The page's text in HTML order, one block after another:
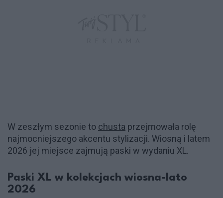
W zeszłym sezonie to chusta przejmowała rolę
najmocniejszego akcentu stylizacji. Wiosną i latem
2026 jej miejsce zajmują paski w wydaniu XL.
Paski XL w kolekcjach wiosna-lato
2026